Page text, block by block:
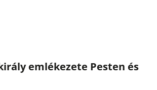
emlékezete Pesten és